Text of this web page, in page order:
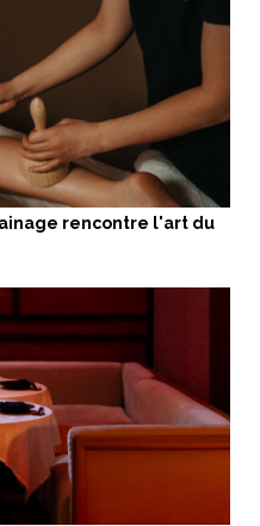
rencontre l'art du